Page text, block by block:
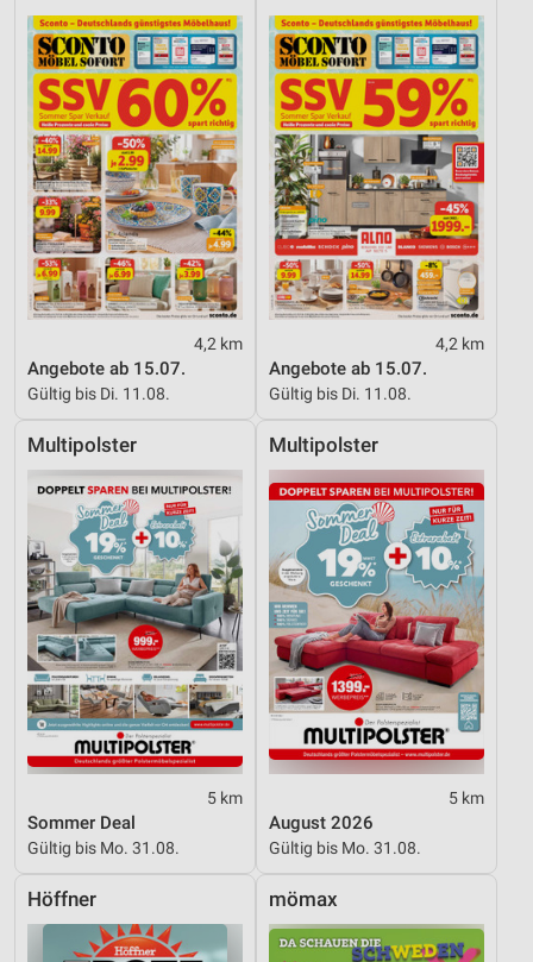
4,2 km
Angebote ab 15.07.
Gültig bis Di. 11.08.
4,2 km
Angebote ab 15.07.
Gültig bis Di. 11.08.
Multipolster
5 km
Sommer Deal
Gültig bis Mo. 31.08.
Multipolster
5 km
August 2026
Gültig bis Mo. 31.08.
Höffner mömax